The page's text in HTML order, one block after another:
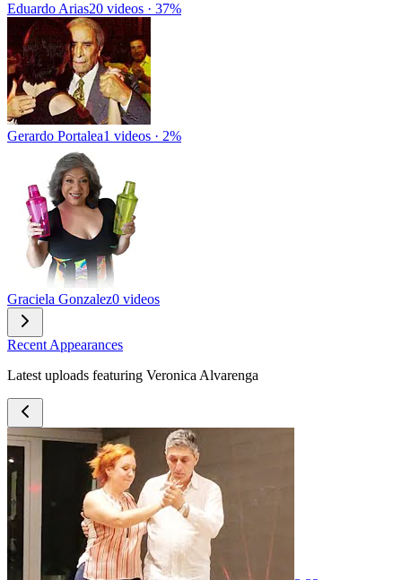
Eduardo Arias20 videos · 37%
Gerardo Portalea1 videos · 2%
Graciela Gonzalez0 videos
Recent Appearances
Latest uploads featuring Veronica Alvarenga